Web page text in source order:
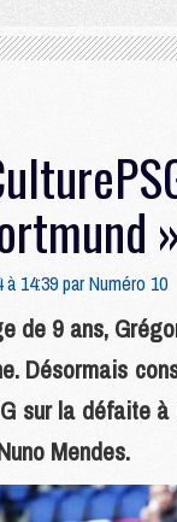
»
14:39 parNuméro 10
de 9 ans,
Désormais
sur la défaite
Mendes.